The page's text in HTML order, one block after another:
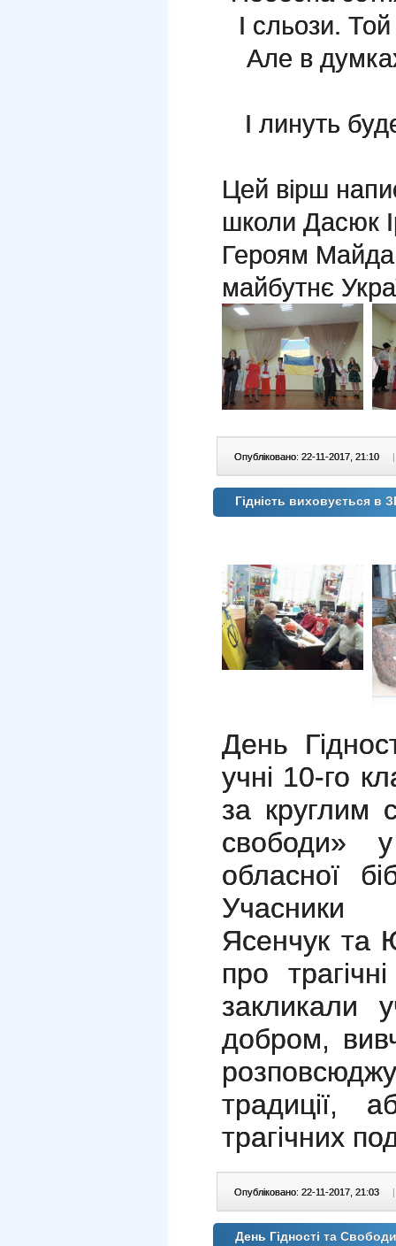
І сльози.
Але в
І линуть
Цей вірш
школи Дасюк
Героям
майбутнє
Опубліковано: 22-11-2017, 21:10 |
Гідність виховується в
День
учні 10-го
за круглим
свободи» у
обласної
Учасники
Ясенчук та
про
закликали
добром,
традиції,
трагічних
Опубліковано: 22-11-2017, 21:03 |
День Гідності та